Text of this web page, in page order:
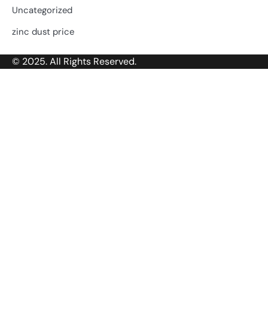
Uncategorized
zinc dust price
© 2025. All Rights Reserved.